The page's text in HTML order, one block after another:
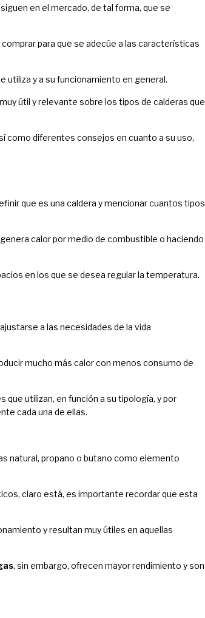
en el mercado, de tal forma, que se
para que se adecúe a las características
utiliza y a su funcionamiento en general.
útil y relevante sobre los tipos de calderas que
como diferentes consejos en cuanto a su uso,
que es una caldera y mencionar cuantos tipos
calor por medio de combustible o haciendo
en los que se desea regular la temperatura.
a las necesidades de la vida
mucho más calor con menos consumo de
utilizan, en función a su tipología, y por
cada una de ellas.
natural, propano o butano como elemento
claro está, es importante recordar que esta
y resultan muy útiles en aquellas
, sin embargo, ofrecen mayor rendimiento y son